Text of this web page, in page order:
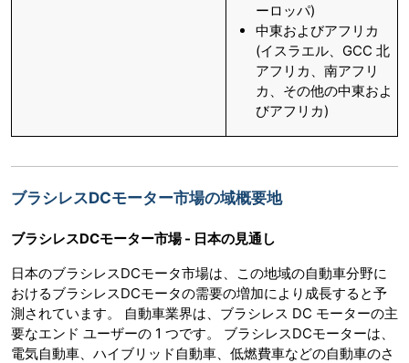
ーロッパ)
中東およびアフリカ
(イスラエル、GCC 北
アフリカ、南アフリ
カ、その他の中東およ
びアフリカ)
ブラシレスDCモーター市場の域概要地
ブラシレスDCモーター市場 - 日本の見通し
日本のブラシレスDCモータ市場は、この地域の自動車分野に
おけるブラシレスDCモータの需要の増加により成長すると予
測されています。 自動車業界は、ブラシレス DC モーターの主
要なエンド ユーザーの 1 つです。 ブラシレスDCモーターは、
電気自動車、ハイブリッド自動車、低燃費車などの自動車のさ